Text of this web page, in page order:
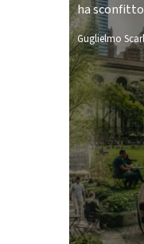
ha
Guglielmo